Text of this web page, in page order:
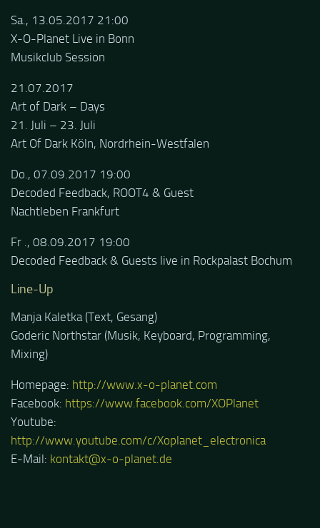
Sa., 13.05.2017 21:00
X-O-Planet Live in Bonn
Musikclub Session
21.07.2017
Art of Dark – Days
21. Juli – 23. Juli
Art Of Dark Köln, Nordrhein-Westfalen
Do., 07.09.2017 19:00
Decoded Feedback, ROOT4 & Guest
Nachtleben Frankfurt
Fr ., 08.09.2017 19:00
Decoded Feedback & Guests live in Rockpalast Bochum
Line-Up
Manja Kaletka (Text, Gesang)
Goderic Northstar (Musik, Keyboard, Programming,
Mixing)
Homepage: http://www.x-o-planet.com
Facebook: https://www.facebook.com/XOPlanet
Youtube:
http://www.youtube.com/c/Xoplanet_electronica
E-Mail: kontakt@x-o-planet.de